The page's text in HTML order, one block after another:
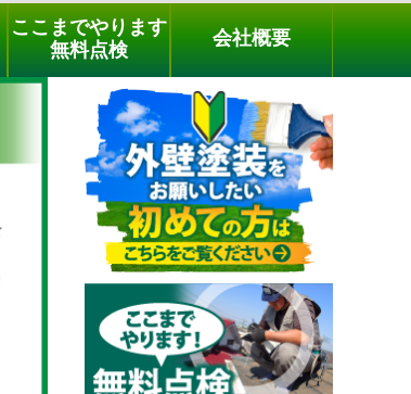
談
[9時～18時まで受付中]
1505
ここまでやります
無料点検
会社概要